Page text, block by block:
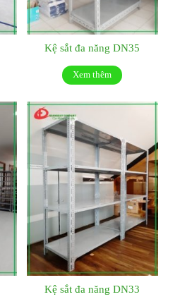
Kệ sắt đa năng DN35
Xem thêm
Kệ sắt đa năng DN33